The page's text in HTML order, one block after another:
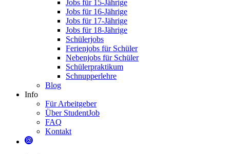
Jobs für 15-Jährige
Jobs für 16-Jährige
Jobs für 17-Jährige
Jobs für 18-Jährige
Schülerjobs
Ferienjobs für Schüler
Nebenjobs für Schüler
Schülerpraktikum
Schnupperlehre
Blog
Info
Für Arbeitgeber
Über StudentJob
FAQ
Kontakt